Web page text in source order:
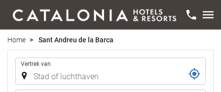
Home Sant Andreu de la Barca
Reis
Vertrek van